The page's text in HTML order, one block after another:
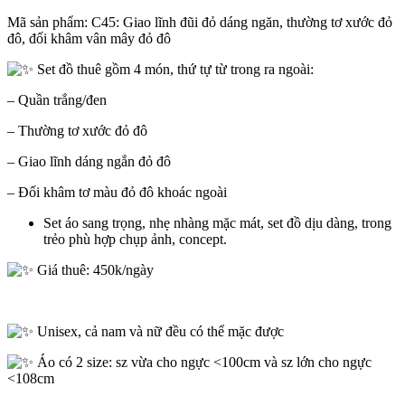
Mã sản phẩm: C45: Giao lĩnh đũi đỏ dáng ngăn, thường tơ xước đỏ
đô, đối khâm vân mây đỏ đô
Set đồ thuê gồm 4 món, thứ tự từ trong ra ngoài:
– Quần trắng/đen
– Thường tơ xước đỏ đô
– Giao lĩnh dáng ngắn đỏ đô
– Đối khâm tơ màu đỏ đô khoác ngoài
Set áo sang trọng, nhẹ nhàng mặc mát, set đồ dịu dàng, trong
trẻo phù hợp chụp ảnh, concept.
Giá thuê: 450k/ngày
Unisex, cả nam và nữ đều có thể mặc được
Áo có 2 size: sz vừa cho ngực <100cm và sz lớn cho ngực
<108cm